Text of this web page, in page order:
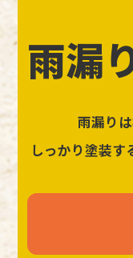
雨漏
雨漏り
しっかり塗装す